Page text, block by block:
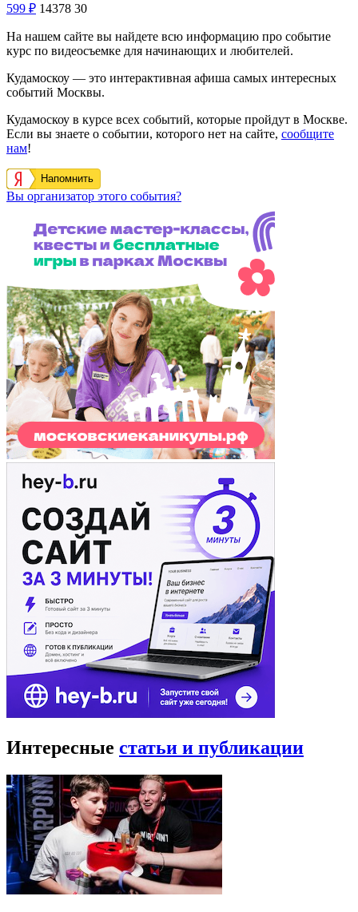
599 ₽ 14378 30
На нашем сайте вы найдете всю информацию про событие
курс по видеосъемке для начинающих и любителей.
Кудамоскоу — это интерактивная афиша самых интересных
событий Москвы.
Кудамоскоу в курсе всех событий, которые пройдут в Москве.
Если вы знаете о событии, которого нет на сайте, сообщите
нам!
Напомнить
Вы организатор этого события?
Интересные статьи и публикации